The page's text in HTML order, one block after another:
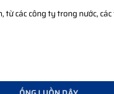
các công ty trong nước,